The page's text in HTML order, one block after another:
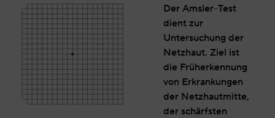
Der Amsler-Test
dient zur
Untersuchung der
Netzhaut. Ziel ist
die Früherkennung
von Erkrankungen
der Netzhautmitte,
der schärfsten